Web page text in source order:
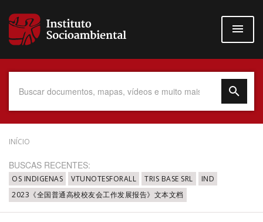
para
conteúdo
Data do Documento
Até
INÍCIO
BUSCAS RECENTES:
OS INDIGENAS VTUNOTESFORALL TRIS BASE SRL
IND
2023《全国普通高校校友会工作发展报告》文本文档